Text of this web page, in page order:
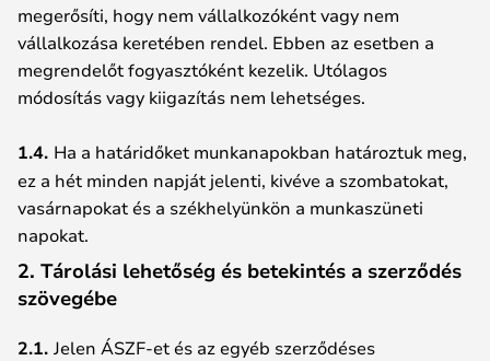
megerősíti, hogy nem vállalkozóként vagy nem
vállalkozása keretében rendel. Ebben az esetben a
megrendelőt fogyasztóként kezelik. Utólagos
módosítás vagy kiigazítás nem lehetséges.
1.4. Ha a határidőket munkanapokban határoztuk meg,
ez a hét minden napját jelenti, kivéve a szombatokat,
vasárnapokat és a székhelyünkön a munkaszüneti
napokat.
2. Tárolási lehetőség és betekintés a szerződés
szövegébe
2.1. Jelen ÁSZF-et és az egyéb szerződéses